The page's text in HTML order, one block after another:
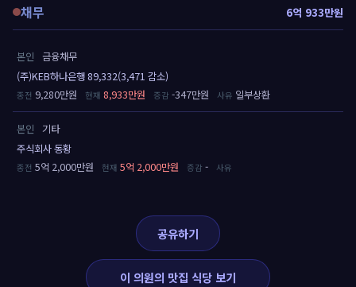
채무 6억 933만원
본인
금융채무
(주)KEB하나은행 89,332(3,471 감소)
9,280만원
8,933만원 -347만원 일부상환
본인
기타
주식회사 동황
5억 2,000만원
5억 2,000만원 -
공유하기
이 의원의 맛집 식당 보기